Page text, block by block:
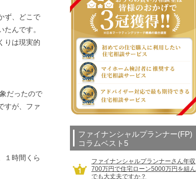
ず、どこで
んです。
りは現実的
だったので
すが、ファ
１時間くら
ファイナンシャルプランナー(FP)
コラムベスト5
ファイナンシャルプランナーさん年収
700万円で住宅ローン5000万円を組ん
でも大丈夫ですか？